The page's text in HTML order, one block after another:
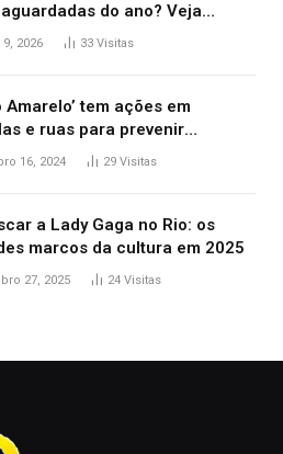
do ano? Veja
lançamentos do cinema
2026 33 Visitas
Amarelo’ tem ações em
e ruas para prevenir
no trânsito no AP
16, 2024 29 Visitas
a Lady Gaga no Rio: os
marcos da cultura em 2025
27, 2025 24 Visitas